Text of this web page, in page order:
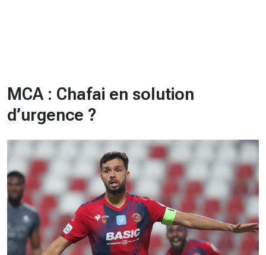
MCA : Chafai en solution
d’urgence ?